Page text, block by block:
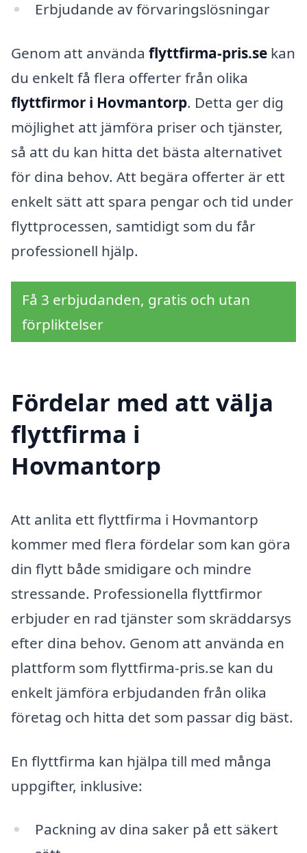
Erbjudande av förvaringslösningar
Genom att använda flyttfirma-pris.se kan
du enkelt få flera offerter från olika
flyttfirmor i Hovmantorp. Detta ger dig
möjlighet att jämföra priser och tjänster,
så att du kan hitta det bästa alternativet
för dina behov. Att begära offerter är ett
enkelt sätt att spara pengar och tid under
flyttprocessen, samtidigt som du får
professionell hjälp.
Få 3 erbjudanden, gratis och utan
förpliktelser
Fördelar med att välja
flyttfirma i
Hovmantorp
Att anlita ett flyttfirma i Hovmantorp
kommer med flera fördelar som kan göra
din flytt både smidigare och mindre
stressande. Professionella flyttfirmor
erbjuder en rad tjänster som skräddarsys
efter dina behov. Genom att använda en
plattform som flyttfirma-pris.se kan du
enkelt jämföra erbjudanden från olika
företag och hitta det som passar dig bäst.
En flyttfirma kan hjälpa till med många
uppgifter, inklusive:
Packning av dina saker på ett säkert